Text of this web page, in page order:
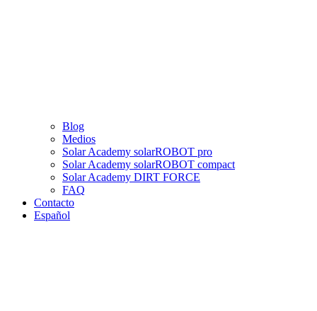
Blog
Medios
Solar Academy solarROBOT pro
Solar Academy solarROBOT compact
Solar Academy DIRT FORCE
FAQ
Contacto
Español